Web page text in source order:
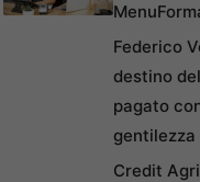
Federico
destino
pagato
gentilezza
Credit